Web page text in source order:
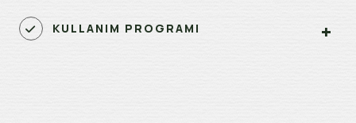
KULLANIM PROGRAMI